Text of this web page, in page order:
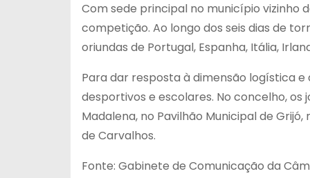
Com sede principal no município vizinho
competição. Ao longo dos seis dias de
oriundas de Portugal, Espanha, Itália,
Para dar resposta à dimensão logística
desportivos e escolares. No concelho, os
Madalena, no Pavilhão Municipal de
de Carvalhos.
Fonte: Gabinete de Comunicação da